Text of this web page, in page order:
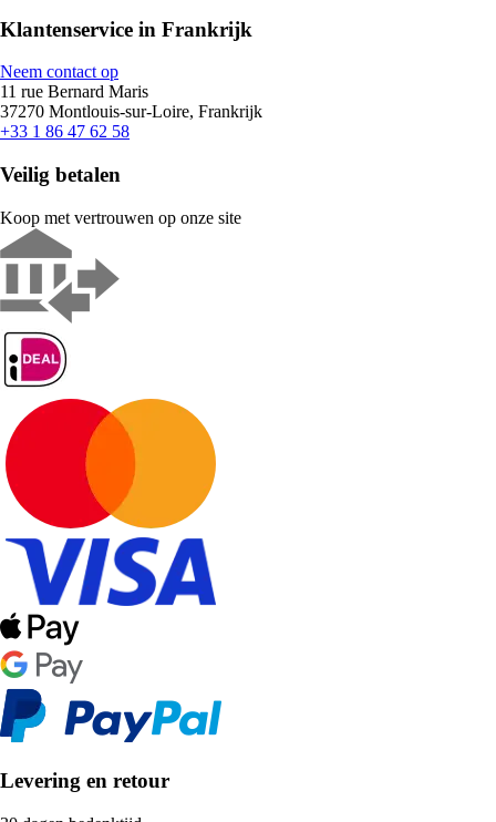
Klantenservice in Frankrijk
Neem contact op
11 rue Bernard Maris
37270 Montlouis-sur-Loire, Frankrijk
+33 1 86 47 62 58
Veilig betalen
Koop met vertrouwen op onze site
Levering en retour